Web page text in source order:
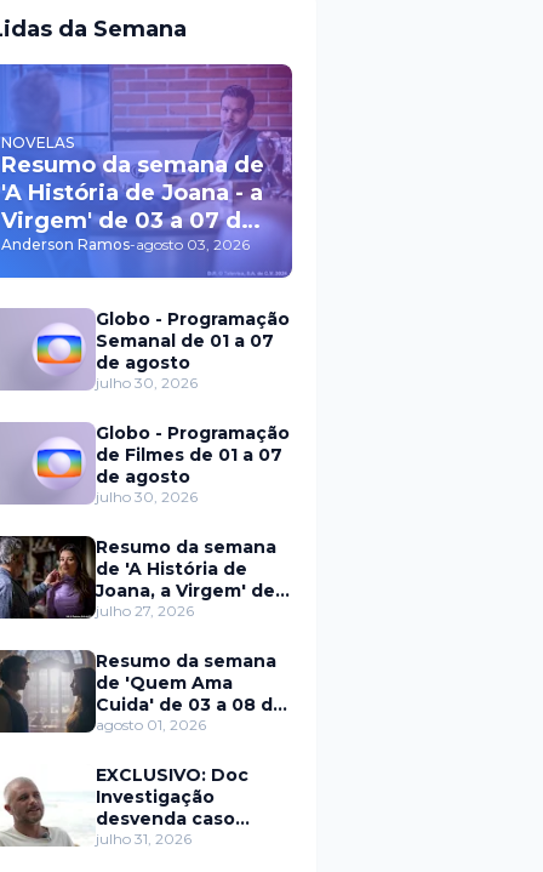
da Semana
NOVELAS
Resumo da semana de
'A História de Joana - a
Virgem' de 03 a 07 de
agosto
Anderson Ramos-agosto 03, 2026
Globo - Programação
Semanal de 01 a 07
de agosto
julho 30, 2026
Globo - Programação
de Filmes de 01 a 07
de agosto
julho 30, 2026
Resumo da semana
de 'A História de
Joana, a Virgem' de
27 a 31 de julho
julho 27, 2026
Resumo da semana
de 'Quem Ama
Cuida' de 03 a 08 de
agosto
agosto 01, 2026
EXCLUSIVO: Doc
Investigação
desvenda caso
Eduardo Martins e
julho 31, 2026